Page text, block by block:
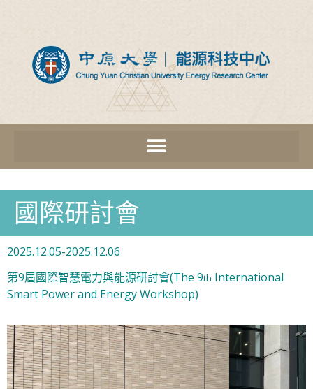
國際研討會
2025.12.05-2025.12.06
第9屆國際智慧電力與能源研討會(The 9th International
Smart Power and Energy Workshop)